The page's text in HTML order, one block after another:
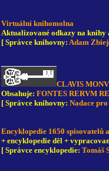
Virtuální knihomolna
Aktualizované odkazy na knihy
[ Správce knihovny: Adam
CLAVIS
Obsahuje: FONTES RERVM
[ Správce knihovny: Nadace
Encyklopedie 1650 spisovatelů
+ encyklopedie děl +
[ Správce encyklopedie: Tomáš